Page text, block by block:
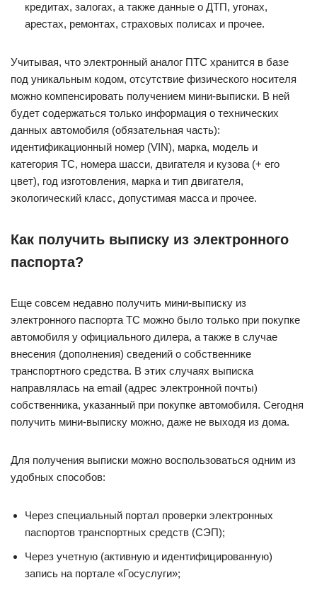
кредитах, залогах, а также данные о ДТП, угонах,
арестах, ремонтах, страховых полисах и прочее.
Учитывая, что электронный аналог ПТС хранится в базе
под уникальным кодом, отсутствие физического носителя
можно компенсировать получением мини-выписки. В ней
будет содержаться только информация о технических
данных автомобиля (обязательная часть):
идентификационный номер (VIN), марка, модель и
категория ТС, номера шасси, двигателя и кузова (+ его
цвет), год изготовления, марка и тип двигателя,
экологический класс, допустимая масса и прочее.
Как получить выписку из электронного
паспорта?
Еще совсем недавно получить мини-выписку из
электронного паспорта ТС можно было только при покупке
автомобиля у официального дилера, а также в случае
внесения (дополнения) сведений о собственнике
транспортного средства. В этих случаях выписка
направлялась на email (адрес электронной почты)
собственника, указанный при покупке автомобиля. Сегодня
получить мини-выписку можно, даже не выходя из дома.
Для получения выписки можно воспользоваться одним из
удобных способов:
Через специальный портал проверки электронных
паспортов транспортных средств (СЭП);
Через учетную (активную и идентифицированную)
запись на портале «Госуслуги»;